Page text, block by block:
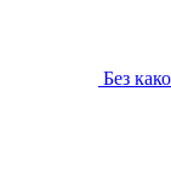
Без